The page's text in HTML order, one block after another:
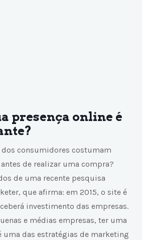
presença online é
dos consumidores costumam
de realizar uma compra?
de uma recente pesquisa
que afirma: em 2015, o site é
investimento das empresas.
e médias empresas, ter uma
uma das estratégias de marketing